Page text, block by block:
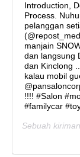
Introduction,
Process.
pelanggan
manjain
dan langsung
dan Kinclong
kalau mobil
!!!! #Salon
#familycar
Sebuah